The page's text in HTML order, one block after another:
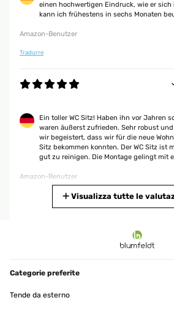
einen hochwertigen Eindruck, wie er
kann ich frühestens in sechs Monaten
Amazon-Benutzer
Tradurre
Ein toller WC Sitz! Haben ihn vor Jahren
waren äußerst zufrieden. Sehr robust
wir begeistert, dass wir für die neue
Sitz bekommen konnten. Der WC Sitz ist
gut zu reinigen. Die Montage gelingt mit
Amazon-Benutzer
Visualizza tutte le
Categorie preferite
Tende da esterno